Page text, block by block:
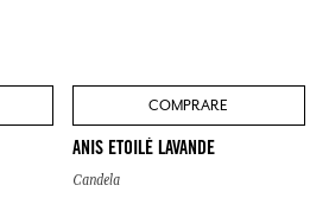
COMPRARE
ANIS ETOILÉ LAVANDE
Candela